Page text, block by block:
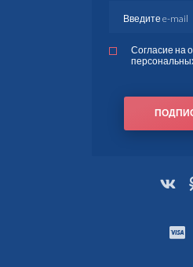
Согласие на